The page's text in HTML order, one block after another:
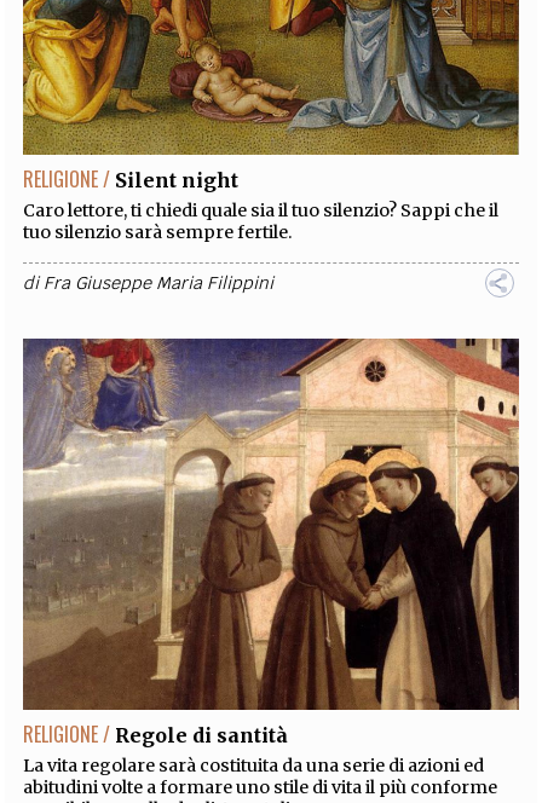
RELIGIONE / Silent night
Caro lettore, ti chiedi quale sia il tuo silenzio? Sappi che il
tuo silenzio sarà sempre fertile.
diFra Giuseppe Maria Filippini
RELIGIONE / Regole di santità
La vita regolare sarà costituita da una serie di azioni ed
abitudini volte a formare uno stile di vita il più conforme